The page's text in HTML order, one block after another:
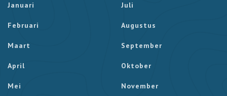
Januari
Februari
Maart
April
Mei
Juli
Augustus
September
Oktober
November